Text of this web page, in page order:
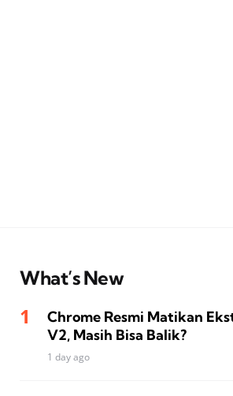
What’s New
Chrome Resmi Matikan
V2, Masih Bisa Balik?
1 day ago